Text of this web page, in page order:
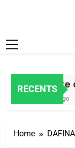
RECENTS
Histoire
Home DAFINA